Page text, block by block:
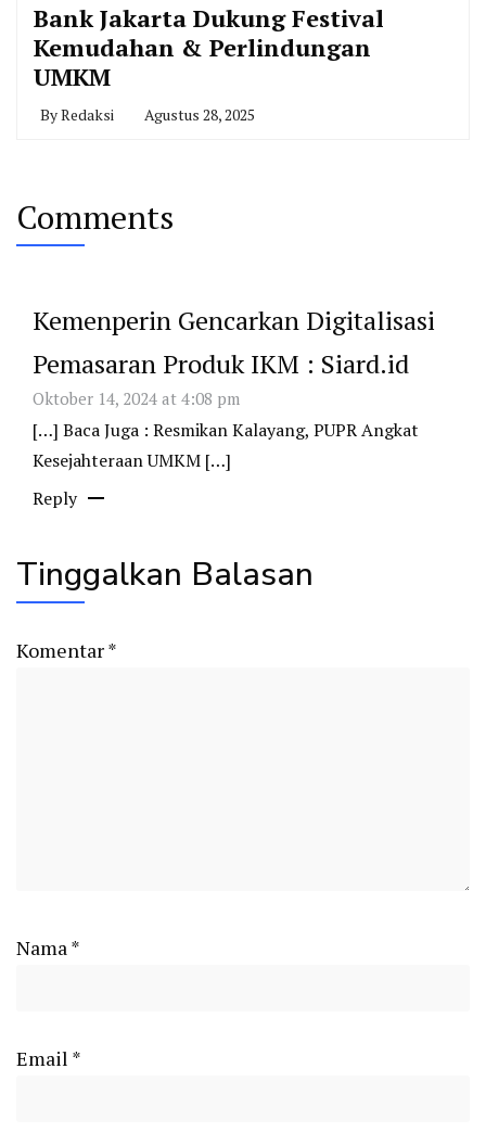
Bank Jakarta Dukung Festival
Kemudahan & Perlindungan
UMKM
ByRedaksi Agustus 28, 2025
Comments
Kemenperin Gencarkan Digitalisasi
Pemasaran Produk IKM : Siard.id
Oktober 14, 2024 at 4:08 pm
[…] Baca Juga : Resmikan Kalayang, PUPR Angkat
Kesejahteraan UMKM […]
Reply
Tinggalkan Balasan
Komentar*
Nama*
Email *